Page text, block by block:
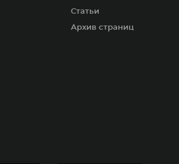
Статьи
Архив страниц